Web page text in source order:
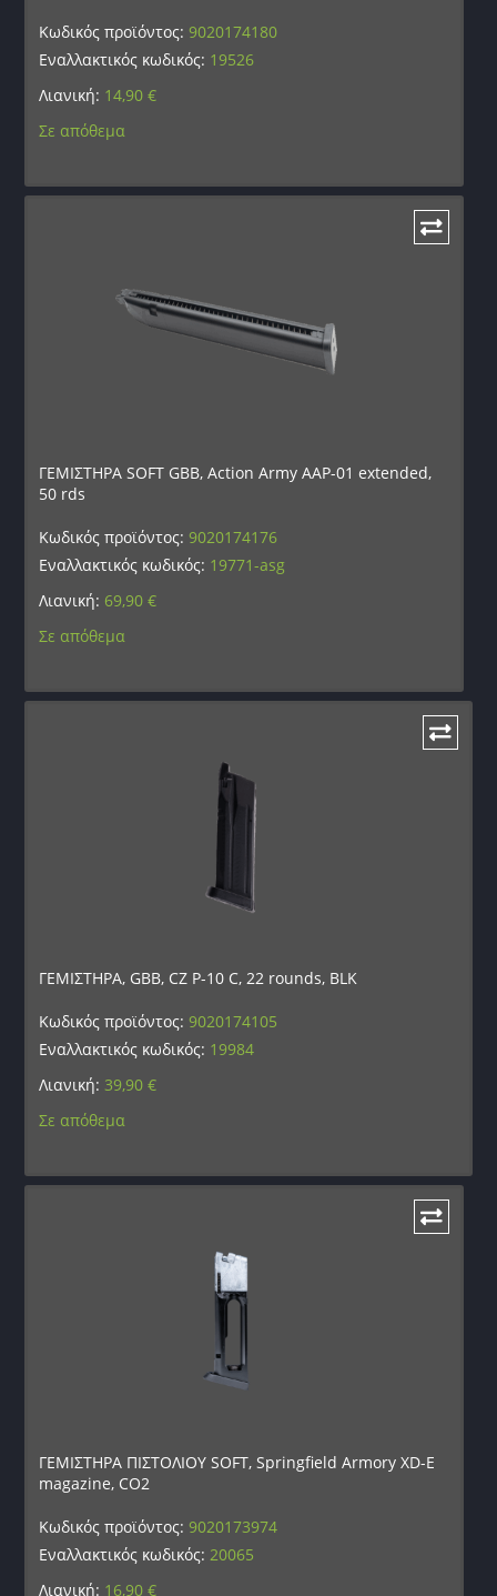
Κωδικός προϊόντος:9020174180
Εναλλακτικός κωδικός: 19526
Λιανική: 14,90€
Σε απόθεμα
ΓΕΜΙΣΤΗΡΑ SOFT GBB, Action Army AAP-01 extended,
50 rds
Κωδικός προϊόντος:9020174176
Εναλλακτικός κωδικός: 19771-asg
Λιανική: 69,90€
Σε απόθεμα
ΓΕΜΙΣΤΗΡΑ, GBB, CZ P-10 C, 22 rounds, BLK
Κωδικός προϊόντος:9020174105
Εναλλακτικός κωδικός: 19984
Λιανική: 39,90€
Σε απόθεμα
ΓΕΜΙΣΤΗΡΑ ΠΙΣΤΟΛΙΟΥ SOFT, Springfield Armory XD-E
magazine, CO2
Κωδικός προϊόντος:9020173974
Εναλλακτικός κωδικός:20065
Λιανική: 16,90€